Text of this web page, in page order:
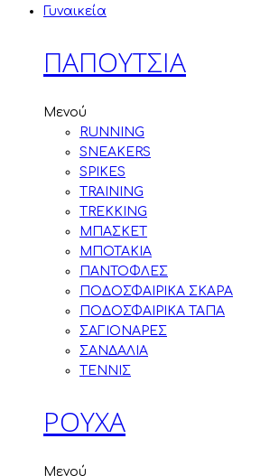
Γυναικεία
ΠΑΠΟΥΤΣΙΑ
Μενού
RUNNING
SNEAKERS
SPIKES
TRAINING
TREKKING
ΜΠΑΣΚΕΤ
ΜΠΟΤΑΚΙΑ
ΠΑΝΤΟΦΛΕΣ
ΠΟΔΟΣΦΑΙΡΙΚΑ ΣΚΑΡΑ
ΠΟΔΟΣΦΑΙΡΙΚΑ ΤΑΠΑ
ΣΑΓΙΟΝΑΡΕΣ
ΣΑΝΔΑΛΙΑ
ΤΕΝΝΙΣ
ΡΟΥΧΑ
Μενού